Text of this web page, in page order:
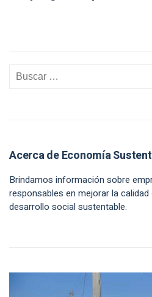
Acerca de Economía
Brindamos información sobre
responsables en mejorar la
desarrollo social sustentable.